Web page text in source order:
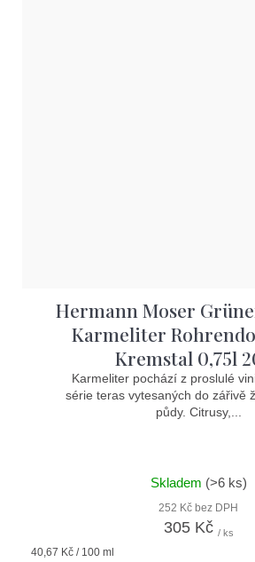
Hermann Moser
Karmeliter
Kremstal 0,75l
Karmeliter pochází z proslulé
série teras vytesaných do zářivě
půdy. Citrusy,...
Skladem (>6 ks)
252 Kč bez DPH
305 Kč / ks
Měrná
40,67 Kč / 100 ml